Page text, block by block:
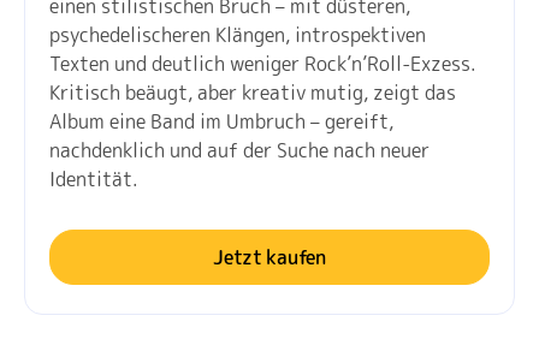
einen stilistischen Bruch – mit düsteren,
psychedelischeren Klängen, introspektiven
Texten und deutlich weniger Rock’n’Roll-Exzess.
Kritisch beäugt, aber kreativ mutig, zeigt das
Album eine Band im Umbruch – gereift,
nachdenklich und auf der Suche nach neuer
Identität.
Jetzt kaufen